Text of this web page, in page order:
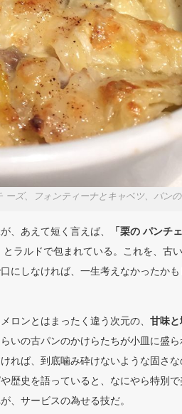
ーズ、フォンティーナとキャベツ、パン
、あえて短く言えば、 「栗の パンチ
ラルドで包まれている。これを、古
にしなければ、一生考えなかったか
ロンとはまったく違う次元の、 甘味
いの古パンのかけらたちが小皿に盛
れば、到底噛み砕けないような固さ
歴史を語っていると、なにやら特別
、サービスの為せる技だ。